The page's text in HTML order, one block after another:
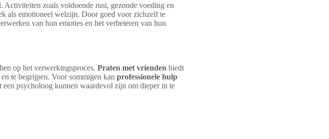
zoals voldoende rust, gezonde voeding en
als emotioneel welzijn. Door goed voor zichzelf te
van hun emoties en het verbeteren van hun
op het verwerkingsproces. Praten met vrienden biedt
te begrijpen. Voor sommigen kan professionele hulp
psycholoog kunnen waardevol zijn om dieper in te